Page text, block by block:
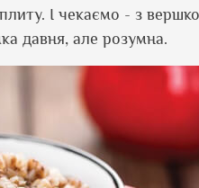
І чекаємо - з
давня, але розумна.